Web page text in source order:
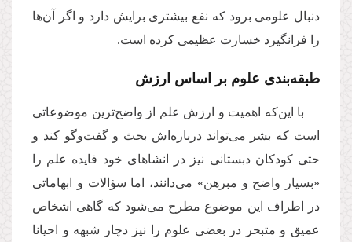
دنبال علومی برود که نفع بیشتری برایش دارد و اگر آن‌ها
را فرانگیرد خسارت عظیمی کرده است.
طبقه‌بندی علوم بر اساس ارزش
با این‌که اهمیت و ارزش علم از واضح‌ترین موضوعاتی
است که بشر می‌تواند درباره‌اش بحث و گفت‌وگو کند و
حتی کودکان دبستانی نیز در انشاهای خود فایده علم را
«بسیار واضح و مبرهن» می‌دانند، اما سؤالات و ابهاماتی
در اطراف این موضوع مطرح می‌شود که گاهی اشخاص
عمیق و متبحر در بعضی علوم را نیز دچار شبهه و احیانا